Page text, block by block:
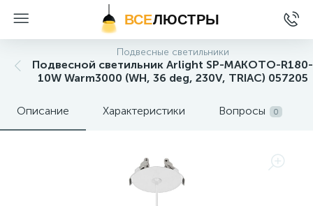
ВСЕЛЮСТРЫ
Подвесные светильники
Подвесной светильник Arlight SP-MAKOTO-R180-
10W Warm3000 (WH, 36 deg, 230V, TRIAC) 057205
Описание Характеристики Вопросы 0